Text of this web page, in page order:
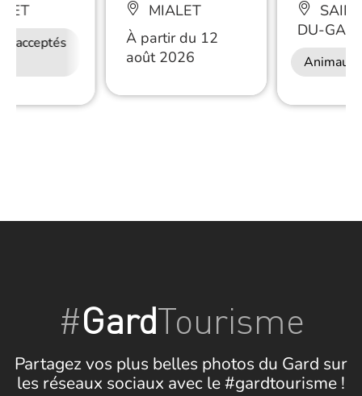
acceptés
Accès Internet
MIALET
À partir du 12
août 2026
DU-
Animaux
#GardTourisme
Partagez vos plus belles photos du Gard sur
les réseaux sociaux avec le #gardtourisme !